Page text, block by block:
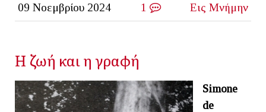
09 Νοεμβρίου 2024 1 Εις Μνήμην
Η ζωή και η γραφή
Simone
de